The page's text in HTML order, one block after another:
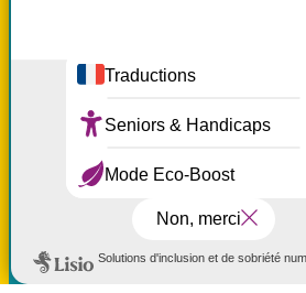
Tout accepter
Tout refuser
à partir de 30 €